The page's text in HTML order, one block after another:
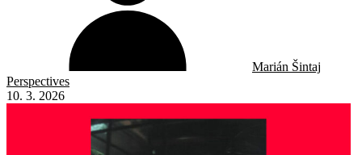
Marián Šintaj
Perspectives
10. 3. 2026